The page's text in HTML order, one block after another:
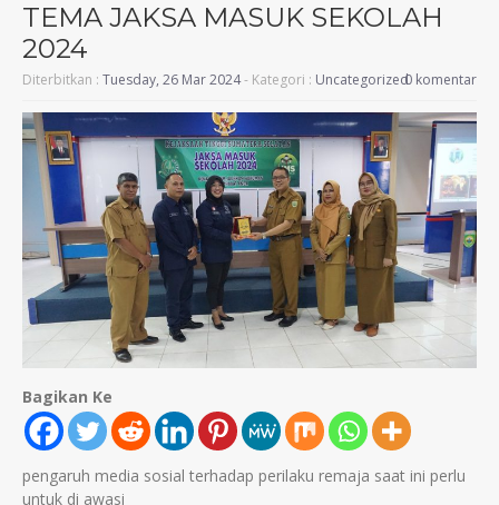
TEMA JAKSA MASUK SEKOLAH
2024
Diterbitkan : Tuesday, 26 Mar 2024- Kategori : Uncategorized0 komentar
Bagikan Ke
pengaruh media sosial terhadap perilaku remaja saat ini perlu
untuk di awasi